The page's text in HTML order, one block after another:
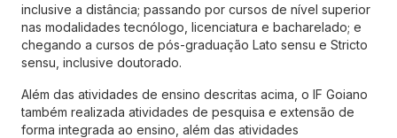
inclusive a distância; passando por cursos de nível superior
nas modalidades tecnólogo, licenciatura e bacharelado; e
chegando a cursos de pós-graduação Lato sensu e Stricto
sensu, inclusive doutorado.
Além das atividades de ensino descritas acima, o IF Goiano
também realizada atividades de pesquisa e extensão de
forma integrada ao ensino, além das atividades